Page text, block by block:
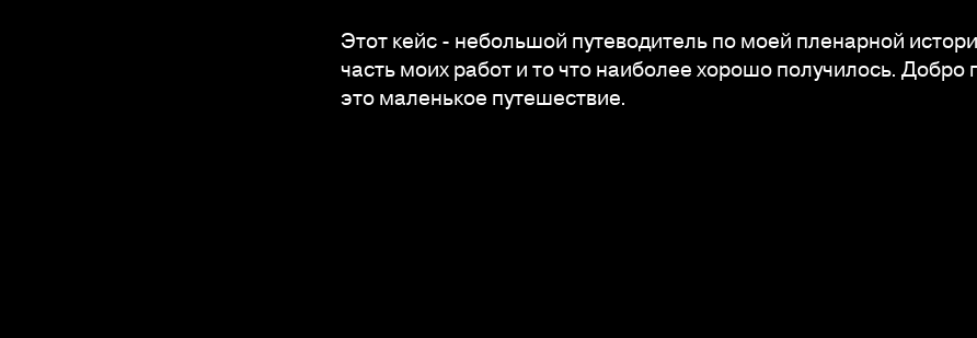
Этот кейс - небольшой путеводитель по моей пленарной
часть моих работ и то что наиболее хорошо получилось. Добро
это маленькое путешествие.